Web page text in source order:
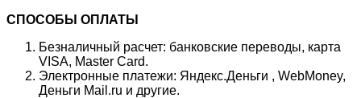
СПОСОБЫ ОПЛАТЫ
Безналичный расчет: банковские переводы, карта
VISA, Master Card.
Электронные платежи: Яндекс.Деньги , WebMoney,
Деньги Mail.ru и другие.